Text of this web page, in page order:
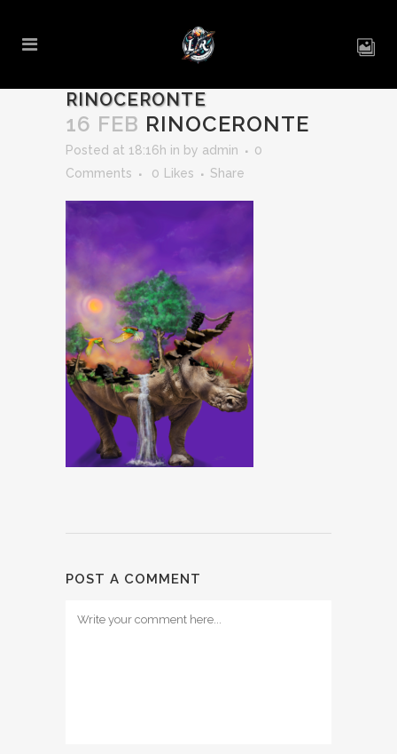
RINOCERONTE
16 FEB RINOCERONTE
Posted at 18:16h in by admin
0
Comments
0 Likes Share
POST A COMMENT